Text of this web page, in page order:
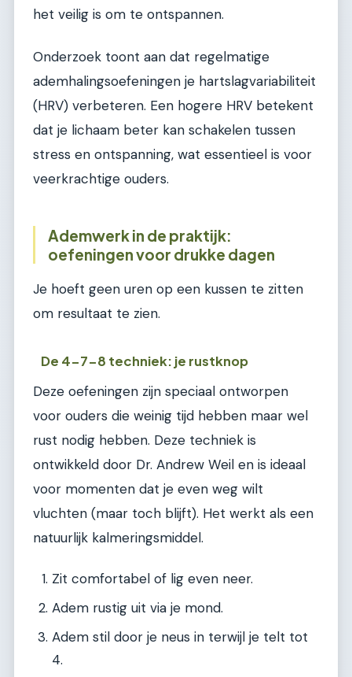
het veilig is om te ontspannen.
Onderzoek toont aan dat regelmatige
ademhalingsoefeningen je hartslagvariabiliteit
(HRV) verbeteren. Een hogere HRV betekent
dat je lichaam beter kan schakelen tussen
stress en ontspanning, wat essentieel is voor
veerkrachtige ouders.
Ademwerk in de praktijk:
oefeningen voor drukke dagen
Je hoeft geen uren op een kussen te zitten
om resultaat te zien.
De 4-7-8 techniek: je rustknop
Deze oefeningen zijn speciaal ontworpen
voor ouders die weinig tijd hebben maar wel
rust nodig hebben. Deze techniek is
ontwikkeld door Dr. Andrew Weil en is ideaal
voor momenten dat je even weg wilt
vluchten (maar toch blijft). Het werkt als een
natuurlijk kalmeringsmiddel.
Zit comfortabel of lig even neer.
Adem rustig uit via je mond.
Adem stil door je neus in terwijl je telt tot
4.